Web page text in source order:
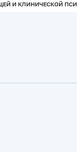
И КЛИНИЧЕСКОЙ